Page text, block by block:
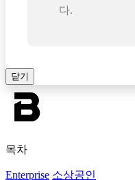
다.
닫기
목차
Enterprise 소상공인